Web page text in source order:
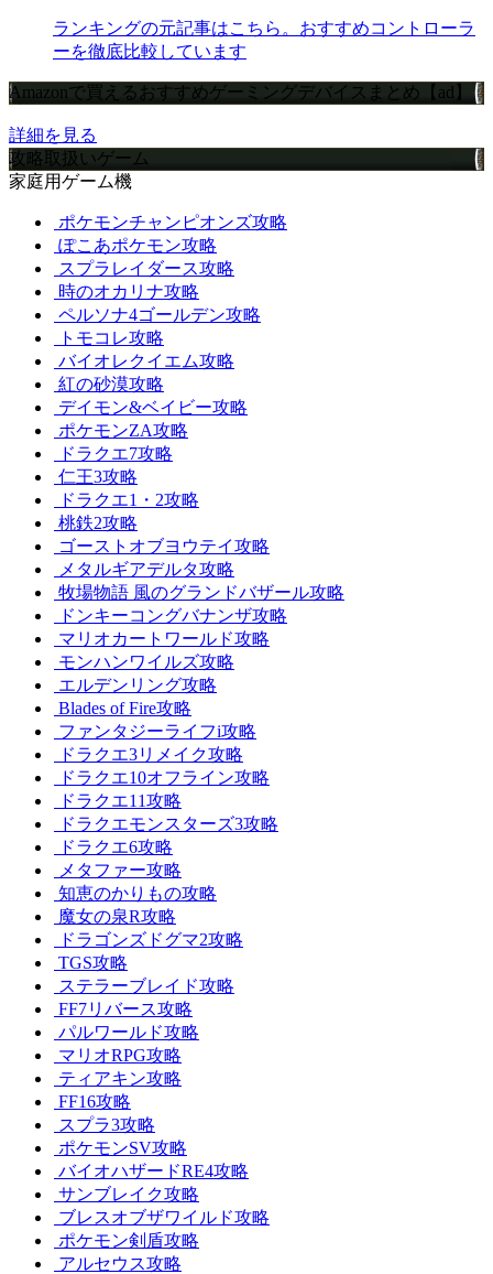
ランキングの元記事はこちら。おすすめコントローラ
ーを徹底比較しています
Amazonで買えるおすすめゲーミングデバイスまとめ【ad】
詳細を見る
攻略取扱いゲーム
家庭用ゲーム機
ポケモンチャンピオンズ攻略
ぽこあポケモン攻略
スプラレイダース攻略
時のオカリナ攻略
ペルソナ4ゴールデン攻略
トモコレ攻略
バイオレクイエム攻略
紅の砂漠攻略
デイモン&ベイビー攻略
ポケモンZA攻略
ドラクエ7攻略
仁王3攻略
ドラクエ1・2攻略
桃鉄2攻略
ゴーストオブヨウテイ攻略
メタルギアデルタ攻略
牧場物語 風のグランドバザール攻略
ドンキーコングバナンザ攻略
マリオカートワールド攻略
モンハンワイルズ攻略
エルデンリング攻略
Blades of Fire攻略
ファンタジーライフi攻略
ドラクエ3リメイク攻略
ドラクエ10オフライン攻略
ドラクエ11攻略
ドラクエモンスターズ3攻略
ドラクエ6攻略
メタファー攻略
知恵のかりもの攻略
魔女の泉R攻略
ドラゴンズドグマ2攻略
TGS攻略
ステラーブレイド攻略
FF7リバース攻略
パルワールド攻略
マリオRPG攻略
ティアキン攻略
FF16攻略
スプラ3攻略
ポケモンSV攻略
バイオハザードRE4攻略
サンブレイク攻略
ブレスオブザワイルド攻略
ポケモン剣盾攻略
アルセウス攻略